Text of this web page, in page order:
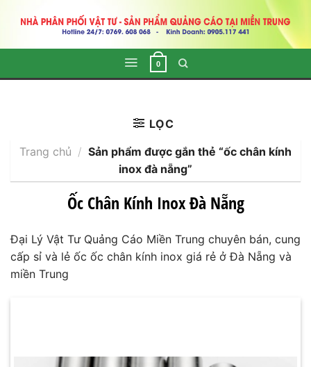
0
Ốc Chân Kính Inox Đà Nẵng
Trang chủ / Sản phẩm được gắn thẻ “ốc chân kính
inox đà nẵng”
LỌC
Đại Lý Vật Tư Quảng Cáo Miền Trung chuyên bán, cung
cấp sỉ và lẻ ốc ốc chân kính inox giá rẻ ở Đà Nẵng và
miền Trung